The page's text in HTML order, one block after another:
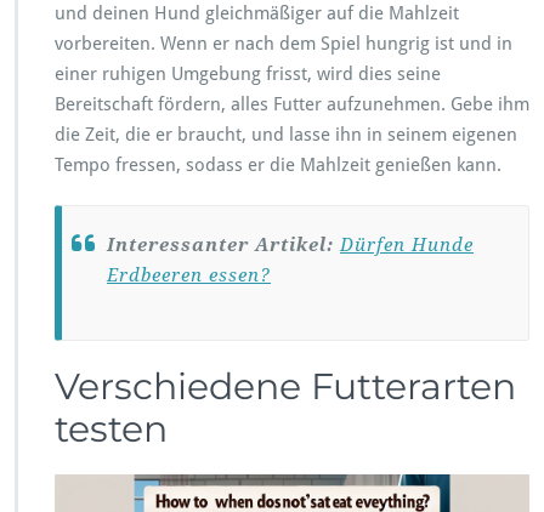
und deinen Hund gleichmäßiger auf die Mahlzeit
vorbereiten. Wenn er nach dem Spiel hungrig ist und in
einer ruhigen Umgebung frisst, wird dies seine
Bereitschaft fördern, alles Futter aufzunehmen. Gebe ihm
die Zeit, die er braucht, und lasse ihn in seinem eigenen
Tempo fressen, sodass er die Mahlzeit genießen kann.
Interessanter Artikel:Dürfen Hunde
Erdbeeren essen?
Verschiedene Futterarten
testen